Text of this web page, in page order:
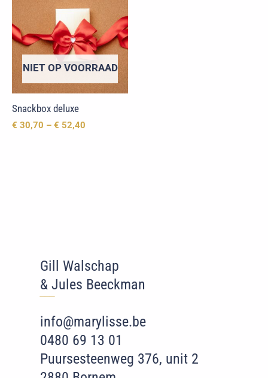
NIET OP VOORRAAD
Snackbox deluxe
€ 30,70 – € 52,40
Gill Walschap
& Jules Beeckman
info@marylisse.be
0480 69 13 01
Puursesteenweg 376, unit 2